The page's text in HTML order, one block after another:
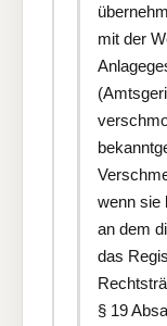
mit der
wenn sie
an dem
das
§ 19